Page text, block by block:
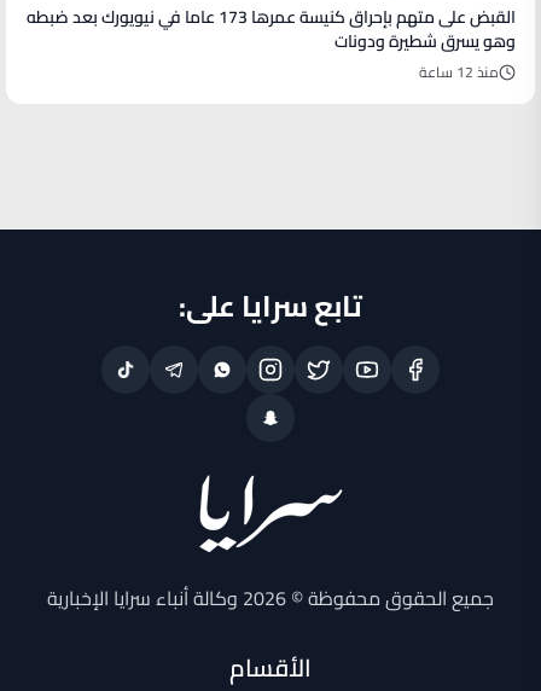
القبض على متهم بإحراق كنيسة عمرها 173 عاما في نيويورك بعد ضبطه
وهو يسرق شطيرة ودونات
منذ 12 ساعة
تابع سرايا على:
جميع الحقوق محفوظة © 2026 وكالة أنباء سرايا الإخبارية
الأقسام